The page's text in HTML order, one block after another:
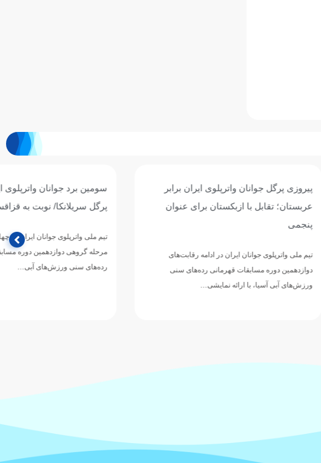
واترپلوی ایران برابر
ازبکستان برای عنوان
ایران در ادامه رقابت‌های
قهرمانی رده‌های سنی
ارائه نمایشی…
سومین برد جوانان واترپلوی ایران با شکست
پرگل سریلانکا/ نوبت به قزاقستان رسید
تیم ملی واترپلوی جوانان ایران در چهارمین دیدار خود از
مرحله گروهی دوازدهمین دوره مسابقات قهرمانی
رده‌های سنی ورزش‌های آبی…